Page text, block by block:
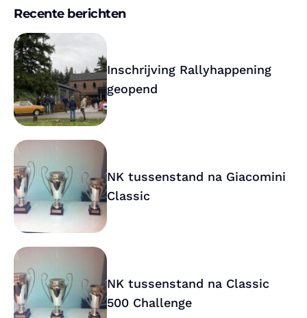
Recente berichten
Inschrijving Rallyhappening
geopend
NK tussenstand na Giacomini
Classic
NK tussenstand na Classic
500 Challenge